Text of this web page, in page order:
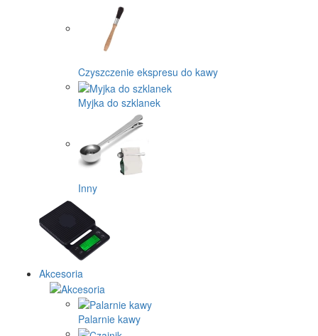
Czyszczenie ekspresu do kawy
Myjka do szklanek
Inny
Akcesoria
Palarnie kawy